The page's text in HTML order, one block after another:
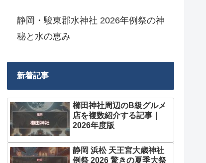
静岡・駿東郡水神社 2026年例祭の神
秘と水の恵み
新着記事
櫛田神社周辺のB級グルメ
店を複数紹介する記事｜
2026年度版
静岡 浜松 天王宮大歳神社
例祭 2026 驚きの夏季大祭